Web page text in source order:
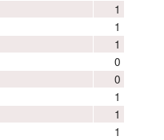
1
1
1
0
0
1
1
1